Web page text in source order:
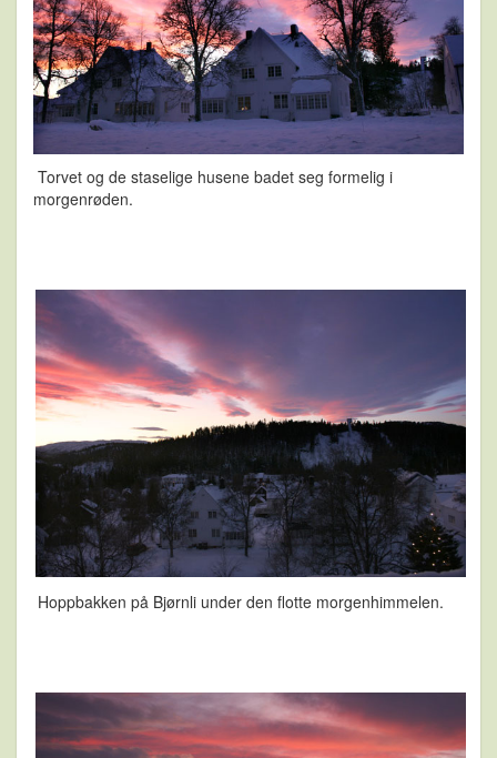
Torvet og de staselige husene badet seg formelig i
morgenrøden.
Hoppbakken på Bjørnli under den flotte morgenhimmelen.